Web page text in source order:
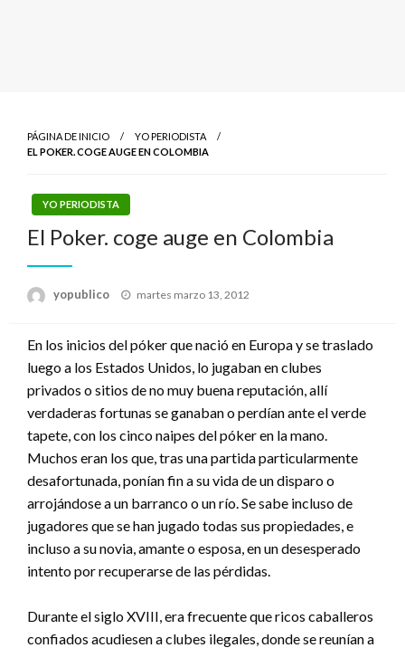
PÁGINA DE INICIO
YO PERIODISTA
EL POKER. COGE AUGE EN COLOMBIA
YO PERIODISTA
El Poker. coge auge en Colombia
yopublico
Publicado
martes marzo 13, 2012
En los inicios del póker que nació en Europa y se traslado
luego a los Estados Unidos, lo jugaban en clubes
privados o sitios de no muy buena reputación, allí
verdaderas fortunas se ganaban o perdían ante el verde
tapete, con los cinco naipes del póker en la mano.
Muchos eran los que, tras una partida particularmente
desafortunada, ponían fin a su vida de un disparo o
arrojándose a un barranco o un río. Se sabe incluso de
jugadores que se han jugado todas sus propiedades, e
incluso a su novia, amante o esposa, en un desesperado
intento por recuperarse de las pérdidas.
Durante el siglo XVIII, era frecuente que ricos caballeros
confiados acudiesen a clubes ilegales, donde se reunían a